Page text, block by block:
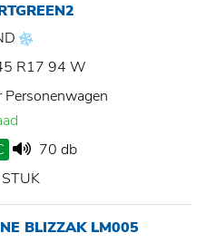
R17 94 W
Personenwagen
70 db
BLIZZAK LM005